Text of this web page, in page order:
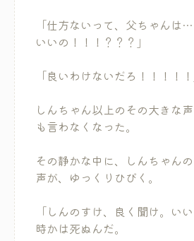
「仕方ないって、父ちゃんは
いいの！！！？？？」
「良いわけないだろ！！！！！
しんちゃん以上のその大きな
も言わなくなった。
その静かな中に、しんちゃん
声が、ゆっくりひびく。
「しんのすけ、良く聞け。い
時かは死ぬんだ。